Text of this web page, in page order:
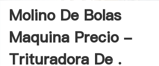
Molino De Bolas
Maquina Precio -
Trituradora De .